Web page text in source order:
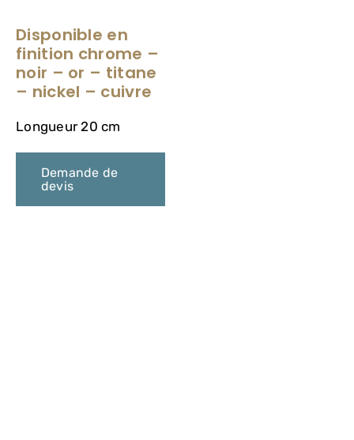
MIROIRS ET ECLAIRAGES
Disponible en
finition chrome –
noir – or – titane
– nickel – cuivre
Longueur 20 cm
Demande de
devis